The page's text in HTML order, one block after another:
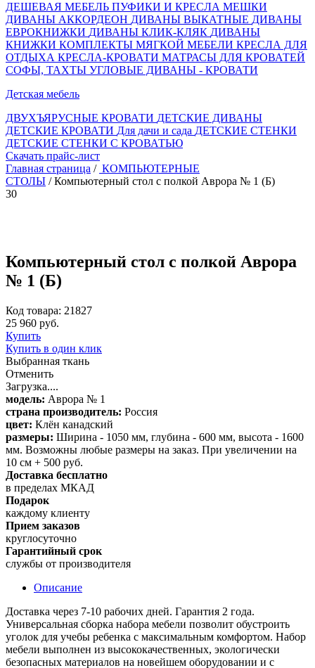
ДЕШЕВАЯ МЕБЕЛЬ ПУФИКИ И КРЕСЛА МЕШКИ
ДИВАНЫ АККОРДЕОН ДИВАНЫ ВЫКАТНЫЕ ДИВАНЫ
ЕВРОКНИЖКИ ДИВАНЫ КЛИК-КЛЯК ДИВАНЫ
КНИЖКИ КОМПЛЕКТЫ МЯГКОЙ МЕБЕЛИ КРЕСЛА ДЛЯ
ОТДЫХА КРЕСЛА-КРОВАТИ МАТРАСЫ ДЛЯ КРОВАТЕЙ
СОФЫ, ТАХТЫ УГЛОВЫЕ ДИВАНЫ - КРОВАТИ
Детская мебель
ДВУХЪЯРУСНЫЕ КРОВАТИ ДЕТСКИЕ ДИВАНЫ
ДЕТСКИЕ КРОВАТИ Для дачи и сада ДЕТСКИЕ СТЕНКИ
ДЕТСКИЕ СТЕНКИ С КРОВАТЬЮ
Скачать прайс-лист
Главная страница / КОМПЬЮТЕРНЫЕ
СТОЛЫ / Компьютерный стол с полкой Аврора № 1 (Б)
30
Компьютерный стол с полкой Аврора
№ 1 (Б)
Код товара: 21827
25 960 руб.
Купить
Купить в один клик
Выбранная ткань
Отменить
Загрузка....
модель: Аврора № 1
страна производитель: Россия
цвет: Клён канадский
размеры: Ширина - 1050 мм, глубина - 600 мм, высота - 1600
мм. Возможны любые размеры на заказ. При увеличении на
10 см + 500 руб.
Доставка бесплатно
в пределах МКАД
Подарок
каждому клиенту
Прием заказов
круглосуточно
Гарантийный срок
службы от производителя
Описание
Доставка через 7-10 рабочих дней. Гарантия 2 года.
Универсальная сборка набора мебели позволит обустроить
уголок для учебы ребенка с максимальным комфортом. Набор
мебели выполнен из высококачественных, экологически
безопасных материалов на новейшем оборудовании и с